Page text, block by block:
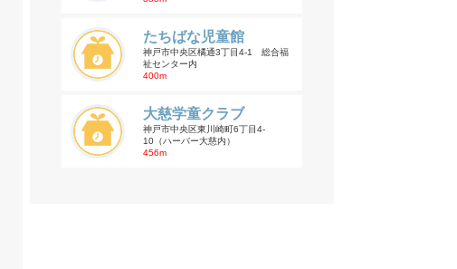
たちばな児童館
神戸市中央区橘通3丁目4-1 総合福
祉センター内
400m
大慈学童クラブ
神戸市中央区東川崎町6丁目4-
10（ハーバー大慈内）
456m